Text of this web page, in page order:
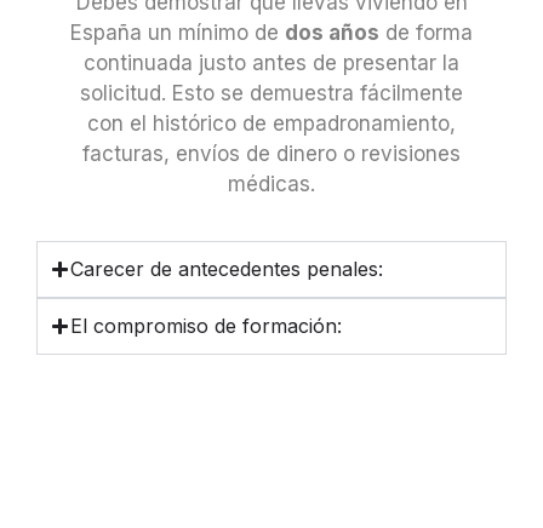
España un mínimo de dos años de forma
continuada justo antes de presentar la
solicitud. Esto se demuestra fácilmente
con el histórico de empadronamiento,
facturas, envíos de dinero o revisiones
médicas.
Carecer de antecedentes penales:
El compromiso de formación: